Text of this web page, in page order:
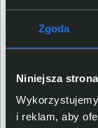
Zgoda
Niniejsza
i reklam, aby
Szerokość (mm)
Szczegóły